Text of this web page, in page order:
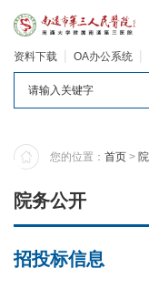
资料下载 OA办公系统
您的位置： 首页 >
院务公开
招投标信息